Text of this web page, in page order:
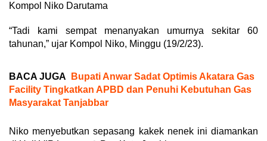
Kompol Niko Darutama
“Tadi kami sempat menanyakan umurnya sekitar 60
tahunan,” ujar Kompol Niko, Minggu (19/2/23).
BACA JUGA
Bupati Anwar Sadat Optimis Akatara Gas
Facility Tingkatkan APBD dan Penuhi Kebutuhan Gas
Masyarakat Tanjabbar
Niko menyebutkan sepasang kakek nenek ini diamankan